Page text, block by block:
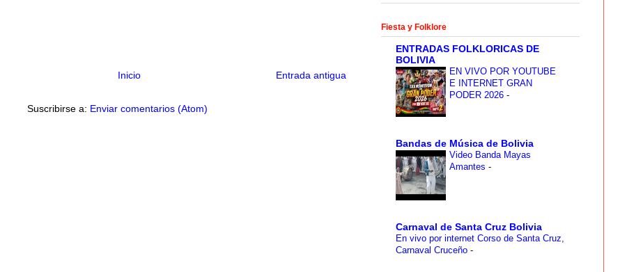
Entrada antigua
Inicio
Suscribirse a: Enviar comentarios (Atom)
Fiesta y Folklore
ENTRADAS FOLKLORICAS DE
BOLIVIA
EN VIVO POR YOUTUBE
E INTERNET GRAN
PODER 2026 -
Bandas de Música de Bolivia
Video Banda Mayas
Amantes -
Carnaval de Santa Cruz Bolivia
En vivo por internet Corso de Santa Cruz,
Carnaval Cruceño -